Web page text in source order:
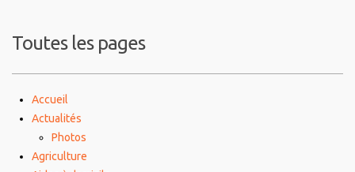
Toutes les pages
Accueil
Actualités
Photos
Agriculture